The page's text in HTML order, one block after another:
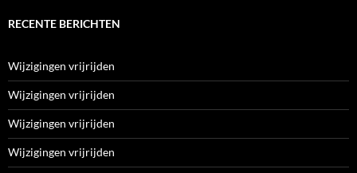
RECENTE BERICHTEN
Wijzigingen vrijrijden
Wijzigingen vrijrijden
Wijzigingen vrijrijden
Wijzigingen vrijrijden